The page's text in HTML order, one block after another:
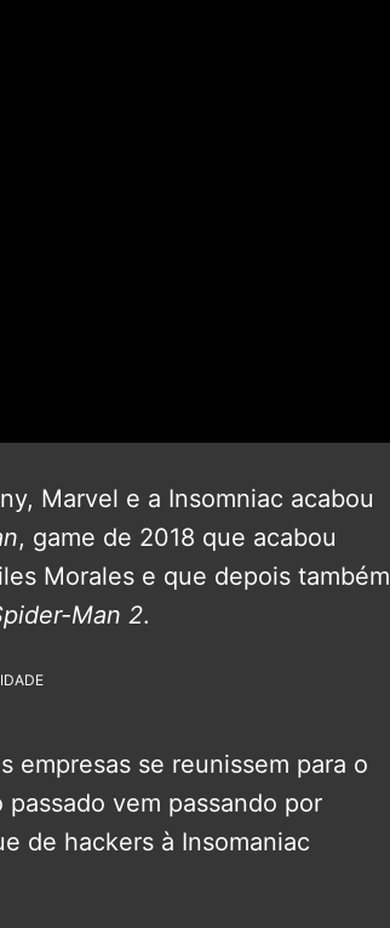
Marvel e a Insomniac acabou
, game de 2018 que acabou
Morales e que depois também
Man 2.
empresas se reunissem para o
vem passando por
de hackers à Insomaniac